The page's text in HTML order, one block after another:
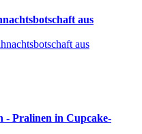
aus
- Pralinen in Cupcake-